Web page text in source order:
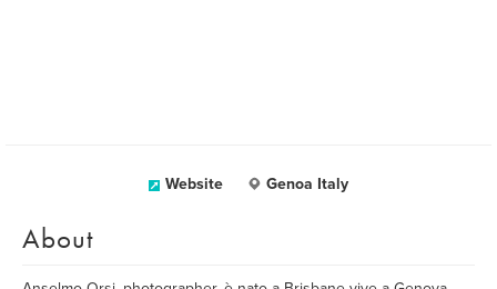
Website Genoa Italy
About